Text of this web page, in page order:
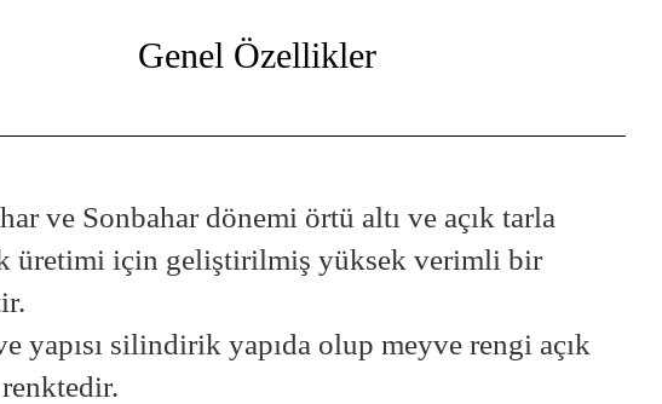
Genel Özellikler
ve Sonbahar dönemi örtü altı ve açık tarla
üretimi için geliştirilmiş yüksek verimli bir
yapısı silindirik yapıda olup meyve rengi açık